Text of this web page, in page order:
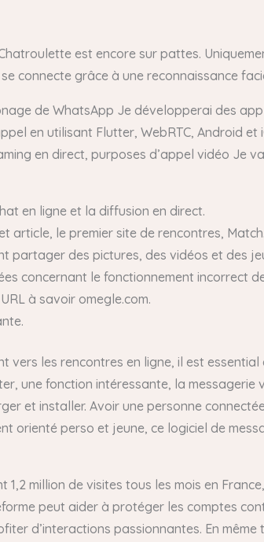
est encore sur pattes.
connecte grâce à une reconnaissance
de WhatsApp Je développerai des
en utilisant Flutter, WebRTC, Android
en direct, purposes d’appel vidéo Je
en ligne et la diffusion en direct.
article, le premier site de rencontres,
partager des pictures, des vidéos et des
concernant le fonctionnement incorrect
à savoir omegle.com.
vers les rencontres en ligne, il est
une fonction intéressante, la
et installer. Avoir une personne
orienté perso et jeune, ce logiciel de
million de visites tous les mois en
peut aider à protéger les comptes
d’interactions passionnantes. En